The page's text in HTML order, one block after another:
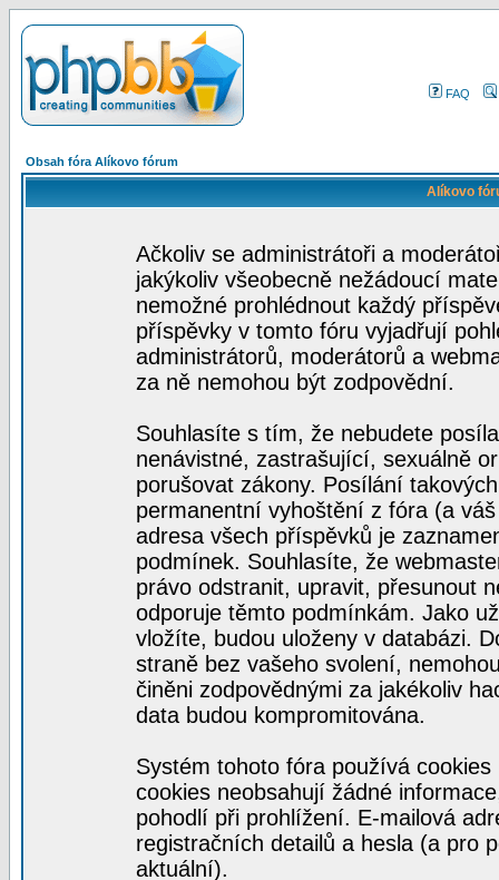
FAQ
Obsah fóra Alíkovo fórum
Alíkovo
Ačkoliv se administrátoři a
jakýkoliv všeobecně nežádoucí
nemožné prohlédnout každý
příspěvky v tomto fóru vyjadřují
administrátorů, moderátorů a
za ně nemohou být zodpovědní.
Souhlasíte s tím, že nebudete
nenávistné, zastrašující, sexuálně
porušovat zákony. Posílání
permanentní vyhoštění z fóra (a
adresa všech příspěvků je
podmínek. Souhlasíte, že
právo odstranit, upravit, přesunout
odporuje těmto podmínkám. Jako
vložíte, budou uloženy v databázi.
straně bez vašeho svolení,
činěni zodpovědnými za jakékoliv
data budou kompromitována.
Systém tohoto fóra používá
cookies neobsahují žádné
pohodlí při prohlížení. E-mailová
registračních detailů a hesla (a pro
aktuální).